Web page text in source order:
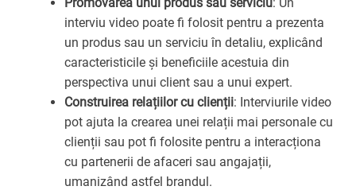
interviu video poate fi folosit pentru a prezenta
un produs sau un serviciu în detaliu, explicând
caracteristicile și beneficiile acestuia din
perspectiva unui client sau a unui expert.
Construirea relațiilor cu clienții: Interviurile video
pot ajuta la crearea unei relații mai personale cu
clienții sau pot fi folosite pentru a interacționa
cu partenerii de afaceri sau angajații,
umanizând astfel brandul.